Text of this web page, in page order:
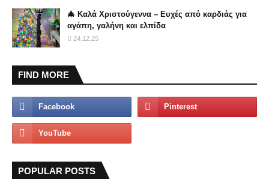
🎄 Καλά Χριστούγεννα – Ευχές από καρδιάς για
αγάπη, γαλήνη και ελπίδα
24.12.25
FIND MORE
POPULAR POSTS